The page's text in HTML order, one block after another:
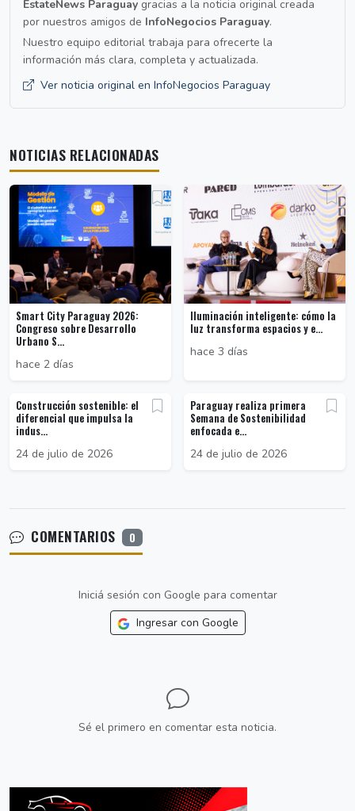
EstateNews Paraguay gracias a la noticia original creada
por nuestros amigos de InfoNegocios Paraguay.
Nuestro equipo editorial trabaja para ofrecerte la
información más clara, completa y actualizada.
Ver noticia original en InfoNegocios Paraguay
NOTICIAS RELACIONADAS
Smart City Paraguay 2026:
Congreso sobre Desarrollo
Urbano S...
hace 2 días
Iluminación inteligente: cómo la
luz transforma espacios y e...
hace 3 días
Construcción sostenible: el
diferencial que impulsa la
indus...
24 de julio de 2026
Paraguay realiza primera
Semana de Sostenibilidad
enfocada e...
24 de julio de 2026
COMENTARIOS 0
Iniciá sesión con Google para comentar
Ingresar con Google
Sé el primero en comentar esta noticia.